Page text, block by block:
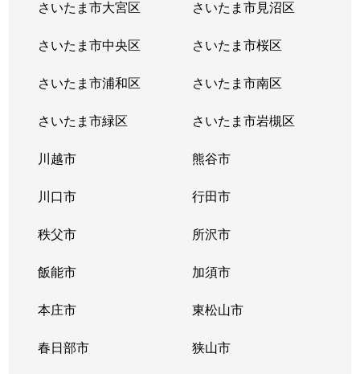
さいたま市大宮区 さいたま市見沼区
さいたま市中央区 さいたま市桜区
さいたま市浦和区 さいたま市南区
さいたま市緑区 さいたま市岩槻区
川越市 熊谷市
川口市 行田市
秩父市 所沢市
飯能市 加須市
本庄市 東松山市
春日部市 狭山市